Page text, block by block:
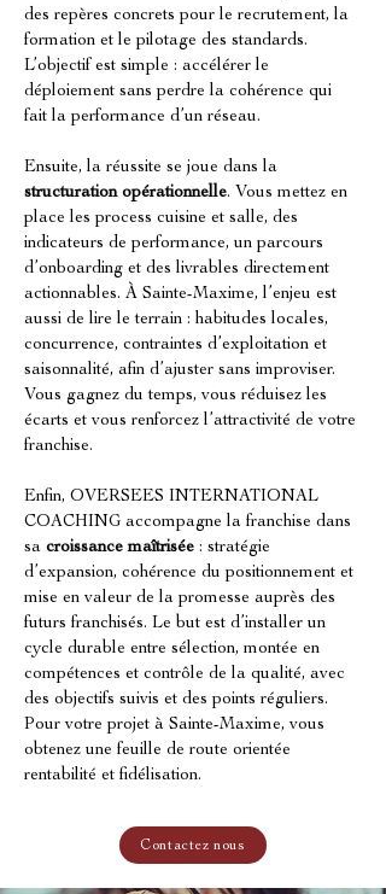
des repères concrets pour le recrutement, la
formation et le pilotage des standards.
L’objectif est simple : accélérer le
déploiement sans perdre la cohérence qui
fait la performance d’un réseau.
Ensuite, la réussite se joue dans la
structuration opérationnelle. Vous mettez en
place les process cuisine et salle, des
indicateurs de performance, un parcours
d’onboarding et des livrables directement
actionnables. À Sainte-Maxime, l’enjeu est
aussi de lire le terrain : habitudes locales,
concurrence, contraintes d’exploitation et
saisonnalité, afin d’ajuster sans improviser.
Vous gagnez du temps, vous réduisez les
écarts et vous renforcez l’attractivité de votre
franchise.
Enfin, OVERSEES INTERNATIONAL
COACHING accompagne la franchise dans
sa croissance maîtrisée : stratégie
d’expansion, cohérence du positionnement et
mise en valeur de la promesse auprès des
futurs franchisés. Le but est d’installer un
cycle durable entre sélection, montée en
compétences et contrôle de la qualité, avec
des objectifs suivis et des points réguliers.
Pour votre projet à Sainte-Maxime, vous
obtenez une feuille de route orientée
rentabilité et fidélisation.
Contactez nous